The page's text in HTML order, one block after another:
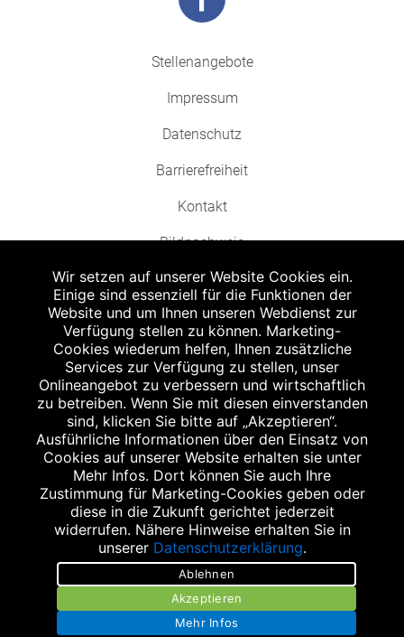
Stellenangebote
Impressum
Datenschutz
Barrierefreiheit
Kontakt
Bildnachweis
Abgabe in haushaltsüblichen Mengen, solange der Vorrat reicht. Für Druck-
und Satzfehler keine Haftung.
Zu Risiken und Nebenwirkungen lesen Sie die Packungsbeilage und fragen
Sie Ihren Arzt oder Apotheker.
Angabe nach der deutschen Arzneimitteltaxe Apothekenerstattungspreis
(AEP). Der AEP ist keine unverbindliche Preisempfehlung der Hersteller. Der
AEP ist ein von den Apotheken in Ansatz gebrachter Preis für rezeptfreie
Arzneimittel. Er entspricht in der Höhe dem für Apotheken verbindlichen
Abgabepreis, zu dem eine Apotheke in bestimmten Fällen (z.B. bei Kindern
unter 12 Jahren) das Produkt mit der gesetzlichen Krankenversicherung
abrechnet. Der AEP ist der allgemeine Erstattungspreis im Falle einer
Kostenübernahme durch die gesetzlichen Krankenkassen, vor Abzug eines
Zwangsrabattes (zur Zeit 5%) nach §130 Abs. 1 SGB V.
Unverbindliche Preisempfehlung des Herstellers (UVP).
powered by apovena.de
Wir setzen auf unserer Website Cookies ein.
Einige sind essenziell für die Funktionen der
Website und um Ihnen unseren Webdienst zur
Verfügung stellen zu können. Marketing-
Cookies wiederum helfen, Ihnen zusätzliche
Services zur Verfügung zu stellen, unser
Onlineangebot zu verbessern und wirtschaftlich
zu betreiben. Wenn Sie mit diesen einverstanden
sind, klicken Sie bitte auf „Akzeptieren“.
Ausführliche Informationen über den Einsatz von
Cookies auf unserer Website erhalten sie unter
Mehr Infos. Dort können Sie auch Ihre
Zustimmung für Marketing-Cookies geben oder
diese in die Zukunft gerichtet jederzeit
widerrufen. Nähere Hinweise erhalten Sie in
unserer Datenschutzerklärung.
Ablehnen
Akzeptieren
Mehr Infos